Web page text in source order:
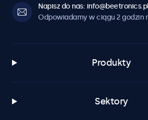
Napisz do nas:
Odpowiadamy w ciągu 2 godzin
Produkty
Sektory